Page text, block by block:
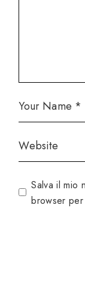
Salva il mio
browser per